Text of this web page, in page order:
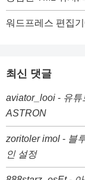
워드프레스 편집
최신 댓글
aviator_looi - 유튜
ASTRON
zoritoler imol - 블
인 설정